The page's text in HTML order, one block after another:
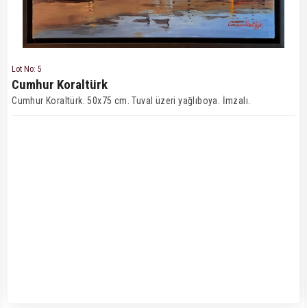
Lot No: 5
Cumhur Koraltürk
Cumhur Koraltürk. 50x75 cm. Tuval üzeri yağlıboya. İmzalı.